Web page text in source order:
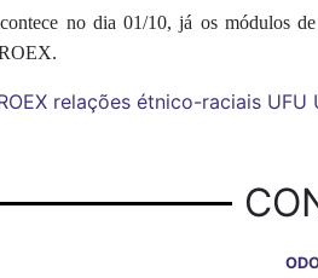
no dia 01/10, já os módulos
relações étnico-raciais UFU